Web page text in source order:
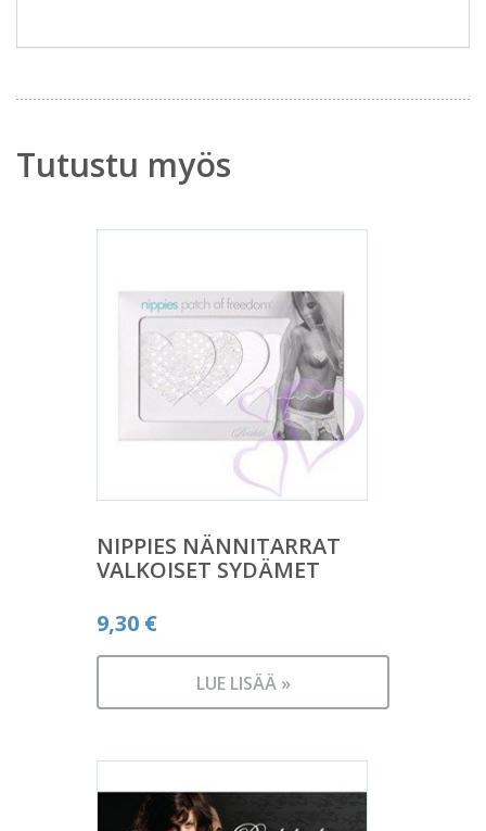
Tutustu myös
NIPPIES NÄNNITARRAT
VALKOISET SYDÄMET
9,30 €
LUE LISÄÄ »